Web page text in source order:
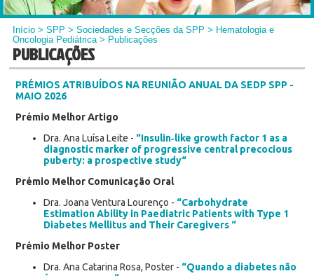
Início >SPP >Sociedades e Secções da SPP > Hematologia e
Oncologia Pediátrica> Publicações
PUBLICAÇÕES
PRÉMIOS ATRIBUÍDOS NA REUNIÃO ANUAL DA SEDP SPP -
MAIO 2026
Prémio Melhor Artigo
Dra. Ana Luísa Leite - “Insulin‑like growth factor 1 as a
diagnostic marker of progressive central precocious
puberty: a prospective study“
Prémio Melhor Comunicação Oral
Dra. Joana Ventura Lourenço - “Carbohydrate
Estimation Ability in Paediatric Patients with Type 1
Diabetes Mellitus and Their Caregivers “
Prémio Melhor Poster
Dra. Ana Catarina Rosa, Poster - “Quando a diabetes não